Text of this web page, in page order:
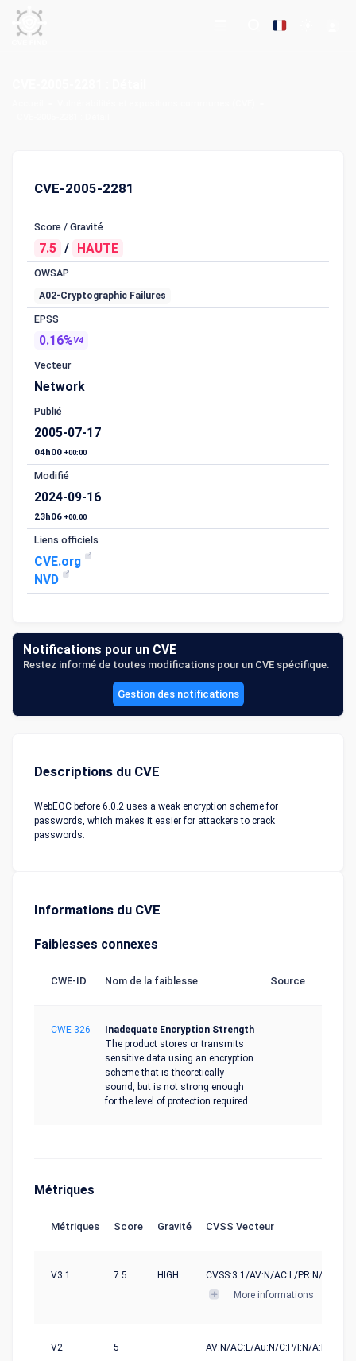
CVE-2005-2281
Score / Gravité
7.5 / HAUTE
OWSAP
A02-Cryptographic Failures
EPSS
0.16%V4
Vecteur
Network
Publié
2005-07-17
04h00 +00:00
Modifié
2024-09-16
23h06 +00:00
Liens officiels
CVE.org
NVD
Notifications pour un CVE
Restez informé de toutes modifications pour un CVE spécifique.
Gestion des notifications
Descriptions du CVE
WebEOC before 6.0.2 uses a weak encryption scheme for
passwords, which makes it easier for attackers to crack
passwords.
Informations du CVE
Faiblesses connexes
CWE-ID Nom de la faiblesse Source
CWE-326
Inadequate Encryption Strength
The product stores or transmits
sensitive data using an encryption
scheme that is theoretically
sound, but is not strong enough
for the level of protection required.
Métriques
Métriques Score Gravité CVSS Vecteur
V3.1 7.5 HIGH
CVSS:3.1/AV:N/AC:L/PR:N/UI:N/
More informations
V2 5 AV:N/AC:L/Au:N/C:P/I:N/A:N